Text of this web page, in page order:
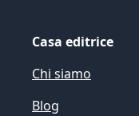
Casa editrice
Chi siamo
Blog